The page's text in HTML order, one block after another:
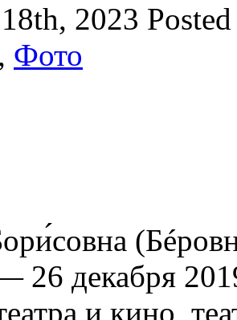
2023
, Фото
26 декабря
и кино,